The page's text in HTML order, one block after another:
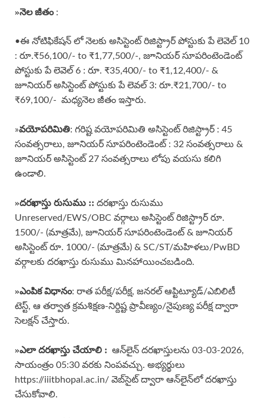
»నెల జీతం:
•ఈ నోటిఫికేషన్ లో నెలకు అసిస్టెంట్ రిజిస్ట్రార్ పోస్టుకు పే లెవెల్ 10
: రూ.₹56,100/- to ₹1,77,500/-, జూనియర్ సూపరింటెండెంట్
పోస్టుకు పే లెవెల్ 6 : రూ. ₹35,400/- to ₹1,12,400/- &
జూనియర్ అసిస్టెంట్ పోస్టుకు పే లెవల్ 3: రూ.₹21,700/- to
₹69,100/- మధ్యనెల జీతం ఇస్తారు.
»వయోపరిమితి: గరిష్ట వయోపరిమితి అసిస్టెంట్ రిజిస్ట్రార్ : 45
సంవత్సరాలు, జూనియర్ సూపరింటెండెంట్ : 32 సంవత్సరాలు &
జూనియర్ అసిస్టెంట్ 27 సంవత్సరాలు లోపు వయసు కలిగి
ఉండాలి.
»దరఖాస్తు రుసుము :: దరఖాస్తు రుసుము
Unreserved/EWS/OBC వర్గాలు అసిస్టెంట్ రిజిస్ట్రార్ రూ.
1500/- (మాత్రమే), జూనియర్ సూపరింటెండెంట్ & జూనియర్
అసిస్టెంట్ రూ. 1000/- (మాత్రమే) & SC/ST/మహిళలు/PwBD
వర్గాలకు దరఖాస్తు రుసుము మినహాయించబడింది.
»ఎంపిక విధానం: రాత పరీక్ష/పరీక్ష, జనరల్ ఆప్టిట్యూడ్/ఎబిలిటీ
టెస్ట్, ఆ తర్వాత క్రమశిక్షణ-నిర్దిష్ట ప్రావీణ్యం/నైపుణ్య పరీక్ష ద్వారా
సెలక్షన్ చేస్తారు.
»ఎలా దరఖాస్తు చేయాలి : ఆన్‌లైన్ దరఖాస్తులను 03-03-2026,
సాయంత్రం 05:30 వరకు నింపవచ్చు. అభ్యర్థులు
https://iiitbhopal.ac.in/ వెబ్‌సైట్ ద్వారా ఆన్‌లైన్‌లో దరఖాస్తు
చేసుకోవాలి.